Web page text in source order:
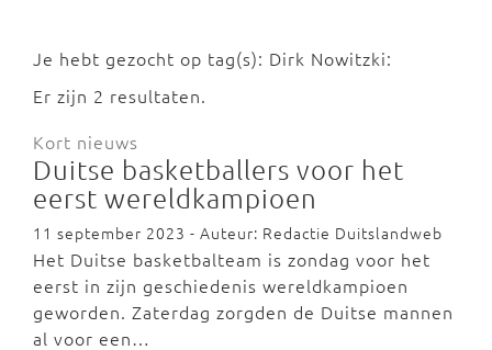
Je hebt gezocht op tag(s): Dirk Nowitzki:
Er zijn 2 resultaten.
Kort nieuws
Duitse basketballers voor het
eerst wereldkampioen
11 september 2023 - Auteur: Redactie Duitslandweb
Het Duitse basketbalteam is zondag voor het
eerst in zijn geschiedenis wereldkampioen
geworden. Zaterdag zorgden de Duitse mannen
al voor een…